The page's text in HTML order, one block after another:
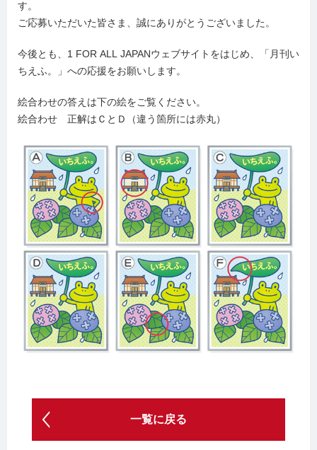
す。
ご応募いただいた皆さま、誠にありがとうございました。
今後とも、1 FOR ALL JAPANウェブサイトをはじめ、「月刊い
ちえふ。」への応援をお願いします。
絵合わせの答えは下の絵をご覧ください。
絵合わせ 正解はＣとＤ（違う箇所には赤丸）
一覧に戻る